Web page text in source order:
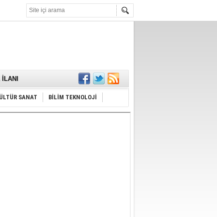
İLANI
SANAT BİLİM TEKNOLOJİ